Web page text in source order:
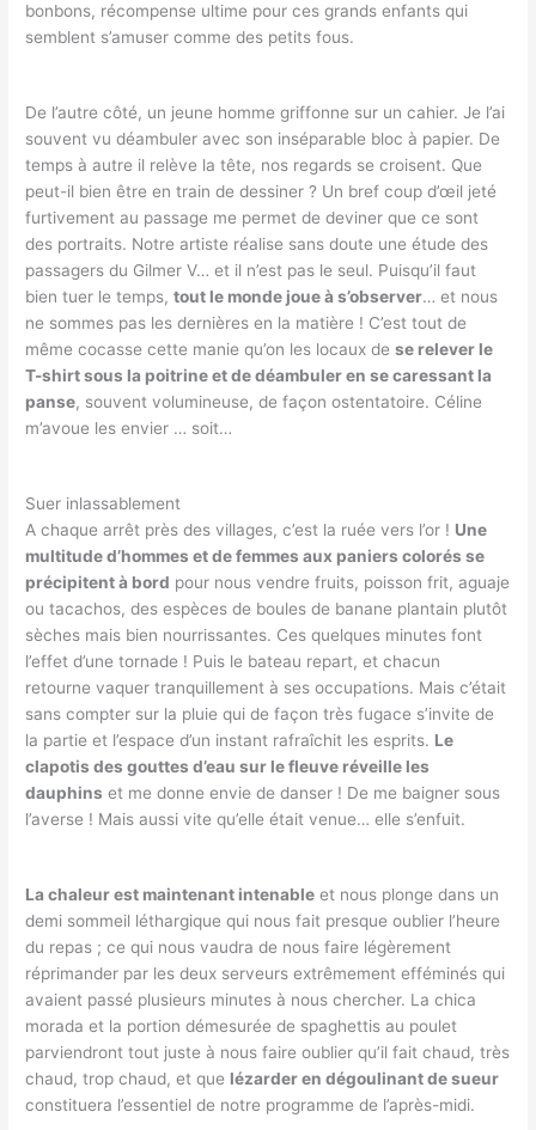
bonbons, récompense ultime pour ces grands enfants qui
semblent s’amuser comme des petits fous.
De l’autre côté, un jeune homme griffonne sur un cahier. Je l’ai
souvent vu déambuler avec son inséparable bloc à papier. De
temps à autre il relève la tête, nos regards se croisent. Que
peut-il bien être en train de dessiner ? Un bref coup d’œil jeté
furtivement au passage me permet de deviner que ce sont
des portraits. Notre artiste réalise sans doute une étude des
passagers du Gilmer V… et il n’est pas le seul. Puisqu’il faut
bien tuer le temps,tout le monde joue à s’observer… et nous
ne sommes pas les dernières en la matière ! C’est tout de
même cocasse cette manie qu’on les locaux dese relever le
T-shirt sous la poitrine et de déambuler en se caressant la
panse, souvent volumineuse, de façon ostentatoire. Céline
m’avoue les envier … soit…
Suer inlassablement
A chaque arrêt près des villages, c’est la ruée vers l’or ! Une
multitude d’hommes et de femmes aux paniers colorés se
précipitent à bord pour nous vendre fruits, poisson frit, aguaje
ou tacachos, des espèces de boules de banane plantain plutôt
sèches mais bien nourrissantes. Ces quelques minutes font
l’effet d’une tornade ! Puis le bateau repart, et chacun
retourne vaquer tranquillement à ses occupations. Mais c’était
sans compter sur la pluie qui de façon très fugace s’invite de
la partie et l’espace d’un instant rafraîchit les esprits. Le
clapotis des gouttes d’eau sur le fleuve réveille les
dauphins et me donne envie de danser ! De me baigner sous
l’averse ! Mais aussi vite qu’elle était venue… elle s’enfuit.
La chaleur est maintenant intenable et nous plonge dans un
demi sommeil léthargique qui nous fait presque oublier l’heure
du repas ; ce qui nous vaudra de nous faire légèrement
réprimander par les deux serveurs extrêmement efféminés qui
avaient passé plusieurs minutes à nous chercher. La chica
morada et la portion démesurée de spaghettis au poulet
parviendront tout juste à nous faire oublier qu’il fait chaud, très
chaud, trop chaud, et que lézarder en dégoulinant de sueur
constituera l’essentiel de notre programme de l’après-midi.